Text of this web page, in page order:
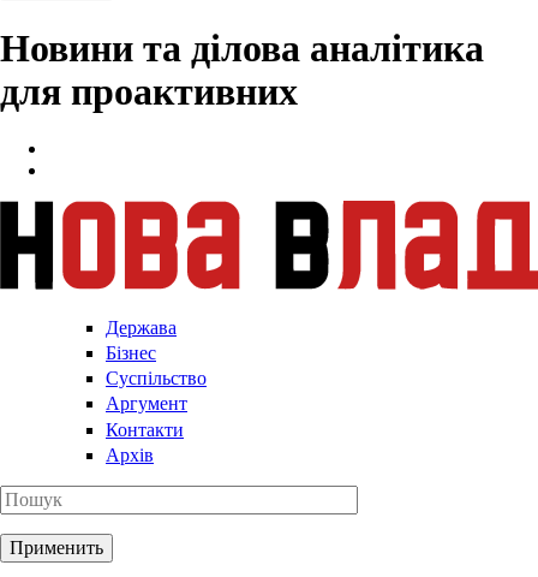
Новини та ділова аналітика
для проактивних
Держава
Бізнес
Суспільство
Аргумент
Контакти
Архів